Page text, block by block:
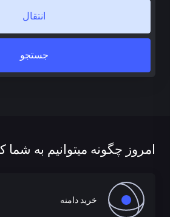
انتقال
جستجو
امروز چگونه میتوانیم به
خرید دامنه